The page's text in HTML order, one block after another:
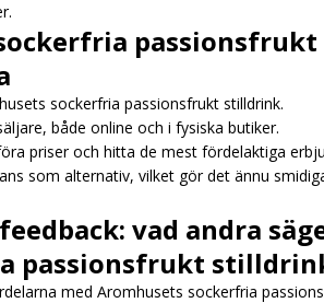
sockerfria passionsfrukt stilldrink.
både online och i fysiska butiker.
priser och hitta de mest fördelaktiga
som alternativ, vilket gör det ännu
vad andra
passionsfrukt
med Aromhusets sockerfria